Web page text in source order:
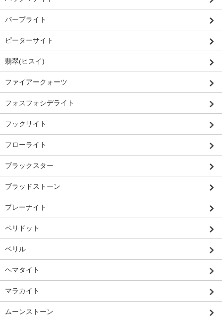
パープライト
ピーターサイト
翡翠(ヒスイ)
ファイアークォーツ
フォスフォシデライト
フックサイト
フローライト
ブラックスター
ブラッドストーン
プレーナイト
ペリドット
ベリル
ヘマタイト
マラカイト
ムーンストーン